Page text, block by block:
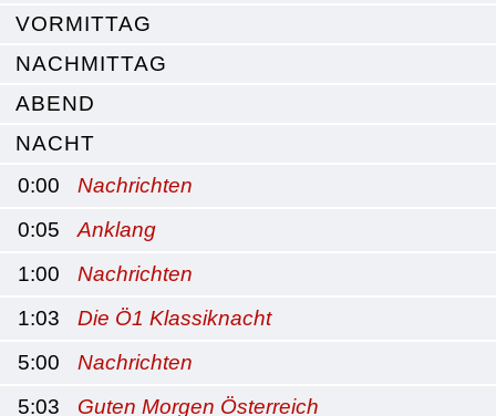
VORMITTAG
NACHMITTAG
ABEND
NACHT
0:00
Nachrichten
0:05
Anklang
1:00
Nachrichten
1:03
Die Ö1 Klassiknacht
5:00
Nachrichten
5:03
Guten Morgen Österreich